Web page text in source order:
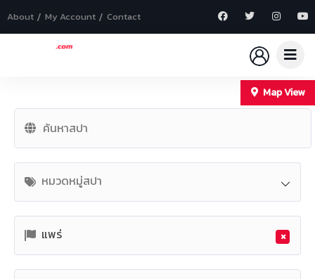
About My Account Contact
Map View
หมวดหมู่สปา
×
แพร่
−